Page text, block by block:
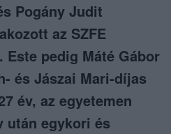
Pogány Judit
az SZFE
Este pedig Máté Gábor
és Jászai Mari-díjas
év, az egyetemen
után egykori és